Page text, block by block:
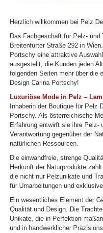
Herzlich willkommen bei Pelz
Das Fachgeschäft für Pelz-
Breitenfurter Straße 292 in
Portschy eine attraktive
ausgestellt, die Kunden jeden
folgenden Seiten mehr über die
Design Carina Portschy!
Luxuriöse Mode in Pelz –
Inhaberin der Boutique für Pelz
Portschy. Als österreichische
Erfahrung entwirft sie ihre Pelz-
Verantwortung gegenüber der
natürlichen Ressourcen.
Die einwandfreie, strenge
Herkunft der Naturprodukte
die nicht nur Pelzunikate und
für Umarbeitungen und
Ein wesentliches Element der
Qualität und Design. Die
Unikate, die in Perfektion
und in handwerklicher